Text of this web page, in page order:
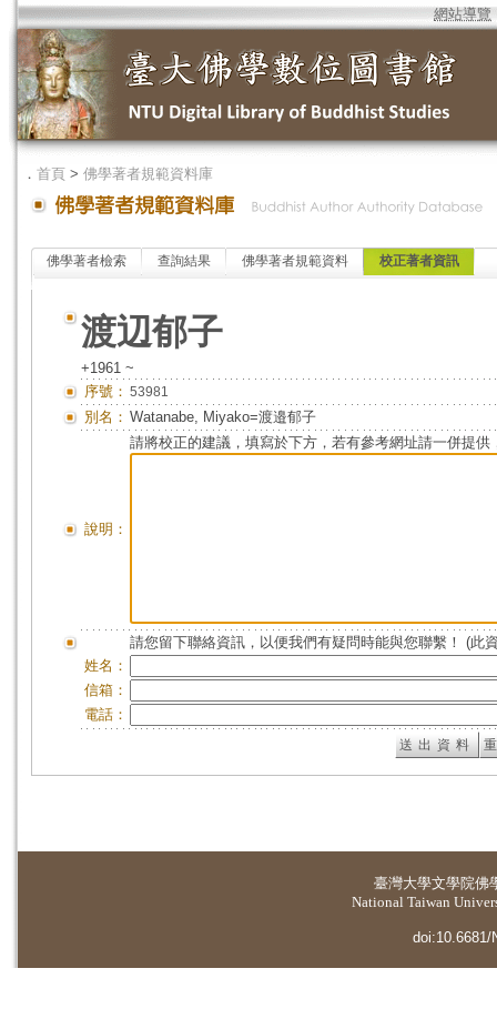
網站導覽
． 首頁 > 佛學著者規範資料庫
佛學著者檢索 查詢結果 佛學著者規範資料 校正著者資訊
渡辺郁子
+1961 ~
序號： 53981
別名： Watanabe, Miyako=渡邉郁子
說明：
請將校正的建議，填寫於下方，若有參考網址請一併提供
請您留下聯絡資訊，以便我們有疑問時能與您聯繫！ (此
姓名：
信箱：
電話：
臺灣大學文學院佛
National Taiwan
doi:10.6681/